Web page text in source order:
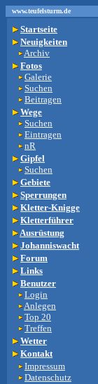
www.teufelsturm.de
Startseite
Neuigkeiten
Archiv
Fotos
Galerie
Suchen
Beitragen
Wege
Suchen
Eintragen
nR
Gipfel
Suchen
Gebiete
Sperrungen
Kletter-Knigge
Kletterführer
Ausrüstung
Johanniswacht
Forum
Links
Benutzer
Login
Anlegen
Top 20
Treffen
Wetter
Kontakt
Impressum
Datenschutz